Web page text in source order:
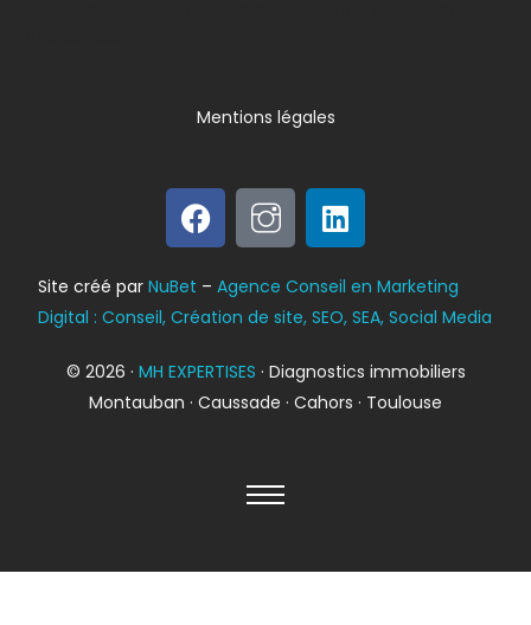
Bilan énergétique
DPE
© 2026 · MH EXPERTISES · Diagnostics immobiliers
Montauban · Caussade · Cahors · Toulouse
Site créé parNuBet –Agence Conseil en Marketing
Digital : Conseil, Création de site, SEO, SEA, Social Media
Mentions légales